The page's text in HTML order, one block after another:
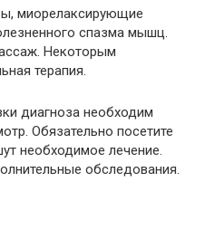
миорелаксирующие
спазма мышц.
Некоторым
терапия.
диагноза необходим
Обязательно посетите
необходимое лечение.
обследования.